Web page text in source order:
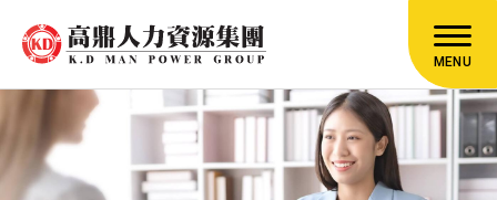
MENU